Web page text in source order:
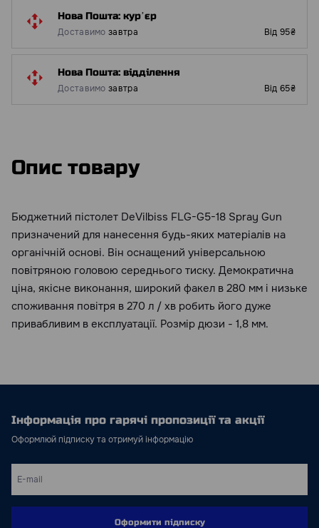
Нова Пошта: курʼєр
Доставимо завтра Від 95₴
Нова Пошта: відділення
Доставимо завтра Від 65₴
Опис товару
Бюджетний пістолет DeVilbiss FLG-G5-18 Spray Gun
призначений для нанесення будь-яких матеріалів на
органічній основі. Він оснащений універсальною
повітряною головою середнього тиску. Демократична
ціна, якісне виконання, широкий факел в 280 мм і низьке
споживання повітря в 270 л / хв робить його дуже
привабливим в експлуатації. Розмір дюзи - 1,8 мм.
Інформація про гарячі пропозиції та акції
Оформлюй підписку та отримуй інформацію
Оформити підписку